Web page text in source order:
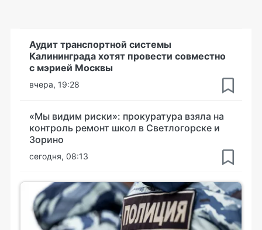
Аудит транспортной системы
Калининграда хотят провести совместно
с мэрией Москвы
вчера, 19:28
«Мы видим риски»: прокуратура взяла на
контроль ремонт школ в Светлогорске и
Зорино
сегодня, 08:13